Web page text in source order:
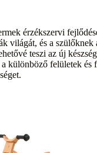
érzékszervi
világát, és a
teszi az új
különböző felületek